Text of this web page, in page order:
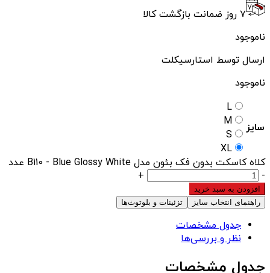
۷ روز ضمانت بازگشت کالا
ناموجود
ارسال توسط استارسیکلت
ناموجود
سایز
L
M
S
XL
کلاه کاسکت بدون فک بئون مدل B110 - Blue Glossy White عدد
-
+
افزودن به سبد خرید
راهنمای انتخاب سایز
تزئینات و بلوتوث‌ها
جدول مشخصات
نظر و بررسی‌ها
جدول مشخصات